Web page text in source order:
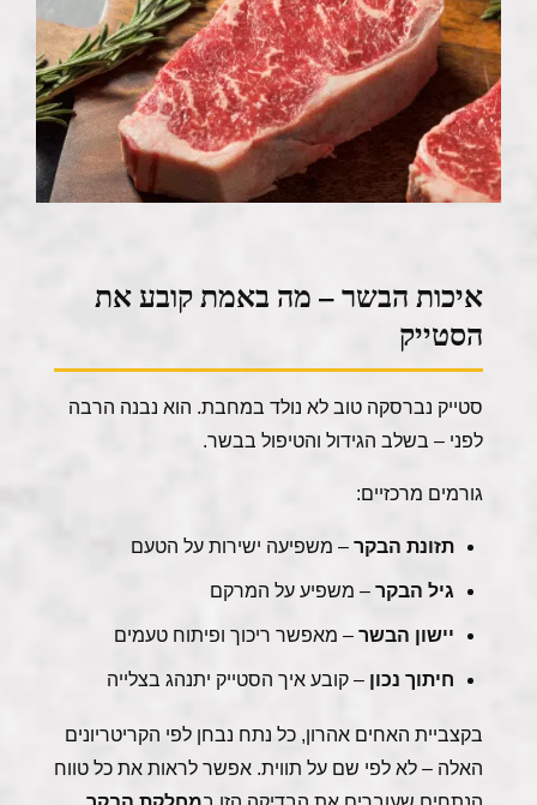
איכות הבשר – מה באמת קובע את
הסטייק
סטייק נברסקה טוב לא נולד במחבת. הוא נבנה הרבה
לפני – בשלב הגידול והטיפול בבשר.
גורמים מרכזיים:
תזונת הבקר – משפיעה ישירות על הטעם
גיל הבקר – משפיע על המרקם
יישון הבשר – מאפשר ריכוך ופיתוח טעמים
חיתוך נכון – קובע איך הסטייק יתנהג בצלייה
בקצביית האחים אהרון, כל נתח נבחן לפי הקריטריונים
האלה – לא לפי שם על תווית. אפשר לראות את כל טווח
הנתחים שעוברים את הבדיקה הזו במחלקת הבקר